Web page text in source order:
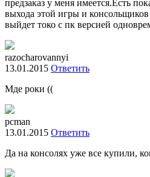
предзаказ у меня имеется.Есть
выхода этой игры и
выйдет токо с пк версией
razocharovannyi
13.01.2015 Ответить
Мде роки ((
pcman
13.01.2015 Ответить
Да на консолях уже все купили,